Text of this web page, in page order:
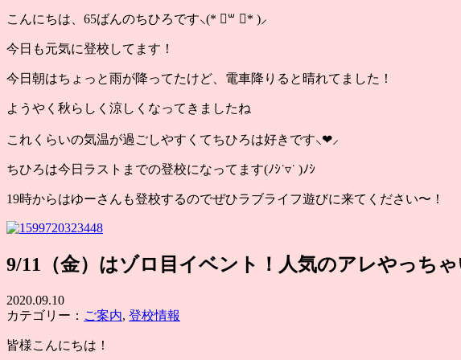
こんにちは、65ばんのちひろです⸜(* ॑꒳ ॑* )⸝
今日も元気に登校してます！
今日朝はちょっと雨が降ってたけど、電車降りると晴れてました！
ようやく秋らしく涼しくなってきましたね
これくらいの気温が過ごしやすくてちひろは好きです⸜❤︎⸝
ちひろは今日ラストまでの登校になってます(ﾉｼ˙▿˙ )ﾉｼ
19時からはゆーさんも登校するのでぜひラブライフ遊びに来てください〜！
9/11（金）はゾロ目イベント！人気のアレやっち
2020.09.10
カテゴリー： ご案内, 登校情報
皆様こんにちは！